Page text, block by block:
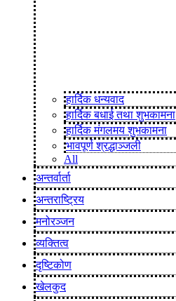
हार्दिक धन्यवाद
हार्दिक बधाई तथा शुभकामना
हार्दिक मंगलमय शुभकामना
भावपूर्ण श्रद्धाञ्जली
All
अन्तर्वार्ता
अन्तराष्ट्रिय
मनोरञ्जन
व्यक्तित्व
दृष्टिकोण
खेलकुद